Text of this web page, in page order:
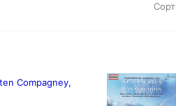
Compagney,